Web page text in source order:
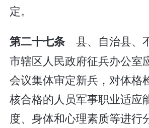
定。
第二十七条 县、自治县、
市辖区人民政府征兵办公室
会议集体审定新兵，对体格
核合格的人员军事职业适应
度、身体和心理素质等进行